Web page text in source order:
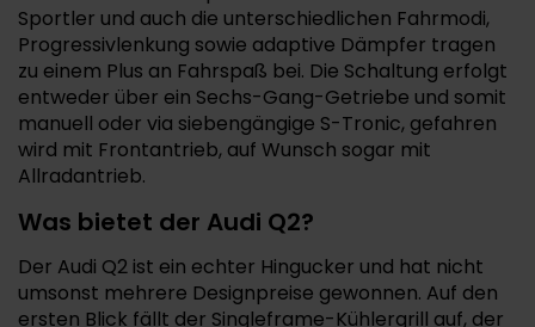
Sportler und auch die unterschiedlichen Fahrmodi,
Progressivlenkung sowie adaptive Dämpfer tragen
zu einem Plus an Fahrspaß bei. Die Schaltung erfolgt
entweder über ein Sechs-Gang-Getriebe und somit
manuell oder via siebengängige S-Tronic, gefahren
wird mit Frontantrieb, auf Wunsch sogar mit
Allradantrieb.
Was bietet der Audi Q2?
Der Audi Q2 ist ein echter Hingucker und hat nicht
umsonst mehrere Designpreise gewonnen. Auf den
ersten Blick fällt der Singleframe-Kühlergrill auf, der